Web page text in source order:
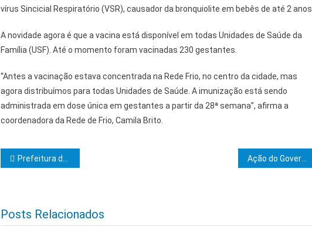
vírus Sincicial Respiratório (VSR), causador da bronquiolite em bebês de até 2 anos.
A novidade agora é que a vacina está disponível em todas Unidades de Saúde da
Família (USF). Até o momento foram vacinadas 230 gestantes.
“Antes a vacinação estava concentrada na Rede Frio, no centro da cidade, mas
agora distribuímos para todas Unidades de Saúde. A imunização está sendo
administrada em dose única em gestantes a partir da 28ª semana”, afirma a
coordenadora da Rede de Frio, Camila Brito.
Navegação de Post
Prefeitura de Ilhéus age de forma imediata para minimizar impactos das chuvas no município
Posts Relacionados